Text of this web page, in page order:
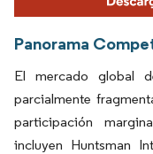
Panorama
El mercado global
parcialmente
participación
incluyen Huntsman